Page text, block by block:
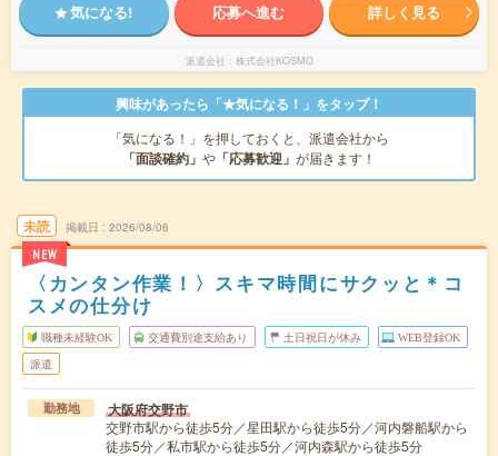
気になる! 応募へ進む 詳しく見る
派遣会社 株式会社KOSMO
興味があったら「★気になる！」をタップ！
「気になる！」を押しておくと、派遣会社から
「面談確約」 や 「応募歓迎」 が届きます！
未読
NEW
掲載日 2026/08/06
〈カンタン作業！〉スキマ時間にサクッと＊コ
スメの仕分け
職種未経験OK 交通費別途支給あり 土日祝日が休み WEB登録OK
派遣
勤務地 大阪府交野市
交野市駅から徒歩5分／星田駅から徒歩5分／河内磐船駅から
徒歩5分／私市駅から徒歩5分／河内森駅から徒歩5分